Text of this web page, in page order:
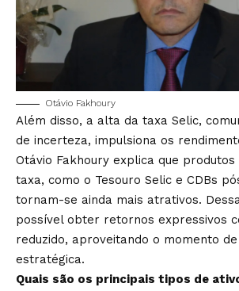
Otávio Fakhoury
Além disso, a alta da taxa Selic,
de incerteza, impulsiona os
Otávio Fakhoury explica que
taxa, como o Tesouro Selic e CDBs
tornam-se ainda mais atrativos.
possível obter retornos expressivos
reduzido, aproveitando o momento
estratégica.
Quais são os principais tipos de